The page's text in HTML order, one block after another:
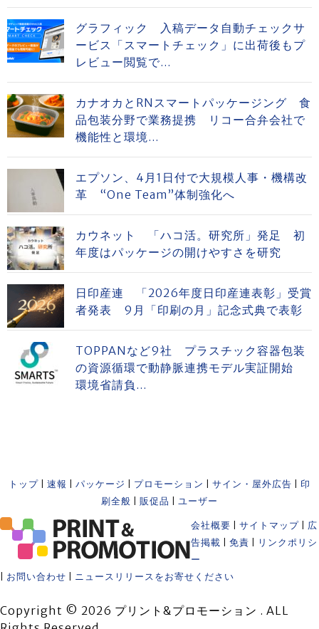
グラフィック 入稿データ自動チェックサ
ービス「スマートチェック」に出荷後もプ
レビュー閲覧で...
カナオカとRNスマートパッケージング 食
品包装分野で業務提携 リコー合弁会社で
機能性と環境...
エプソン、4月1日付で大規模人事・機構改
革 “One Team”体制強化へ
カウネット 「ハコ活。研究所」発足 初
年度はパッケージの開けやすさを研究
日印産連 「2026年度日印産連表彰」受賞
者発表 9月「印刷の月」記念式典で表彰
TOPPANなど9社 プラスチック容器包装
の資源循環で動静脈連携モデル実証開始
環境省請負...
トップ 速報 パッケージ プロモーション サイン・屋外広告
印
刷全般
販促品 ユーザー
会社概要 サイトマップ
広
告掲載
免責
リンクポリシ
ー
お問い合わせ ニュースリリースをお寄せください
Copyright © 2026 プリント&プロモーション . ALL